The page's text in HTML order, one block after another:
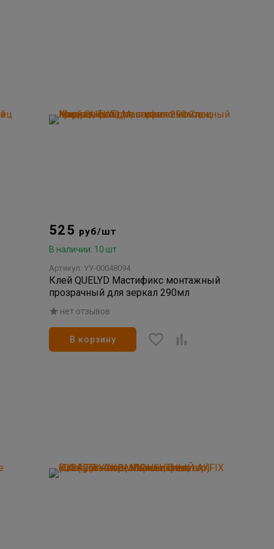
525 руб/шт
В наличии: 10 шт
Артикул: УУ-00048094
Клей QUELYD Мастификс монтажный
прозрачный для зеркал 290мл
нет отзывов
В корзину